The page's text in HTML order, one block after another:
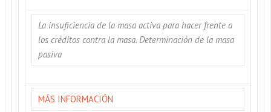
La insuficiencia de la masa activa para hacer frente a
los créditos contra la masa. Determinación de la masa
pasiva
MÁS INFORMACIÓN